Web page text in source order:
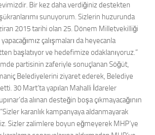
Bir kez daha verdiğiniz destekten
sunuyorum. Sizlerin huzurunda
2015 tarihi olan 25. Dönem Milletvekilliği
çalışmaları da heyecanla
başlatıyor ve hedefimize odaklanıyoruz.”
partisinin zaferiyle sonuçlanan Söğüt,
Belediyelerini ziyaret ederek, Belediye
30 Mart’ta yapılan Mahalli İdareler
alınan desteğin boşa çıkmayacağının
karanlık kampanyaya aldanmayarak
Sizler zalimlere boyun eğmeyerek MHP’ye